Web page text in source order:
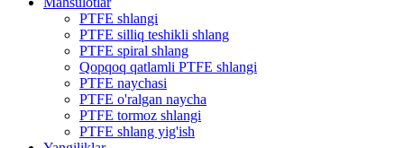
PTFE shlangi
PTFE silliq teshikli shlang
PTFE spiral shlang
Qopqoq qatlamli PTFE shlangi
PTFE naychasi
PTFE o'ralgan naycha
PTFE tormoz shlangi
PTFE shlang yig'ish